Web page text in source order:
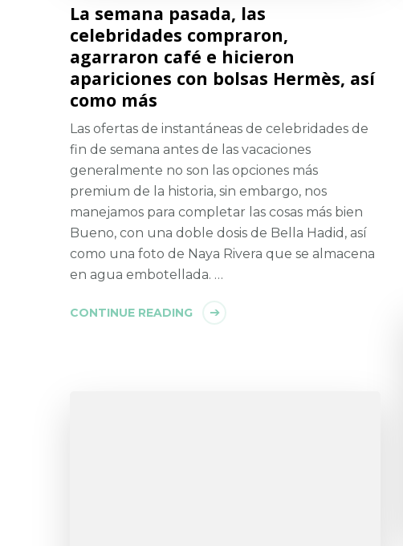
La semana pasada, las
celebridades compraron,
agarraron café e hicieron
apariciones con bolsas Hermès, así
como más
Las ofertas de instantáneas de celebridades de
fin de semana antes de las vacaciones
generalmente no son las opciones más
premium de la historia, sin embargo, nos
manejamos para completar las cosas más bien
Bueno, con una doble dosis de Bella Hadid, así
como una foto de Naya Rivera que se almacena
en agua embotellada. …
CONTINUE READING